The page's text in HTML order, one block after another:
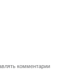
комментарии